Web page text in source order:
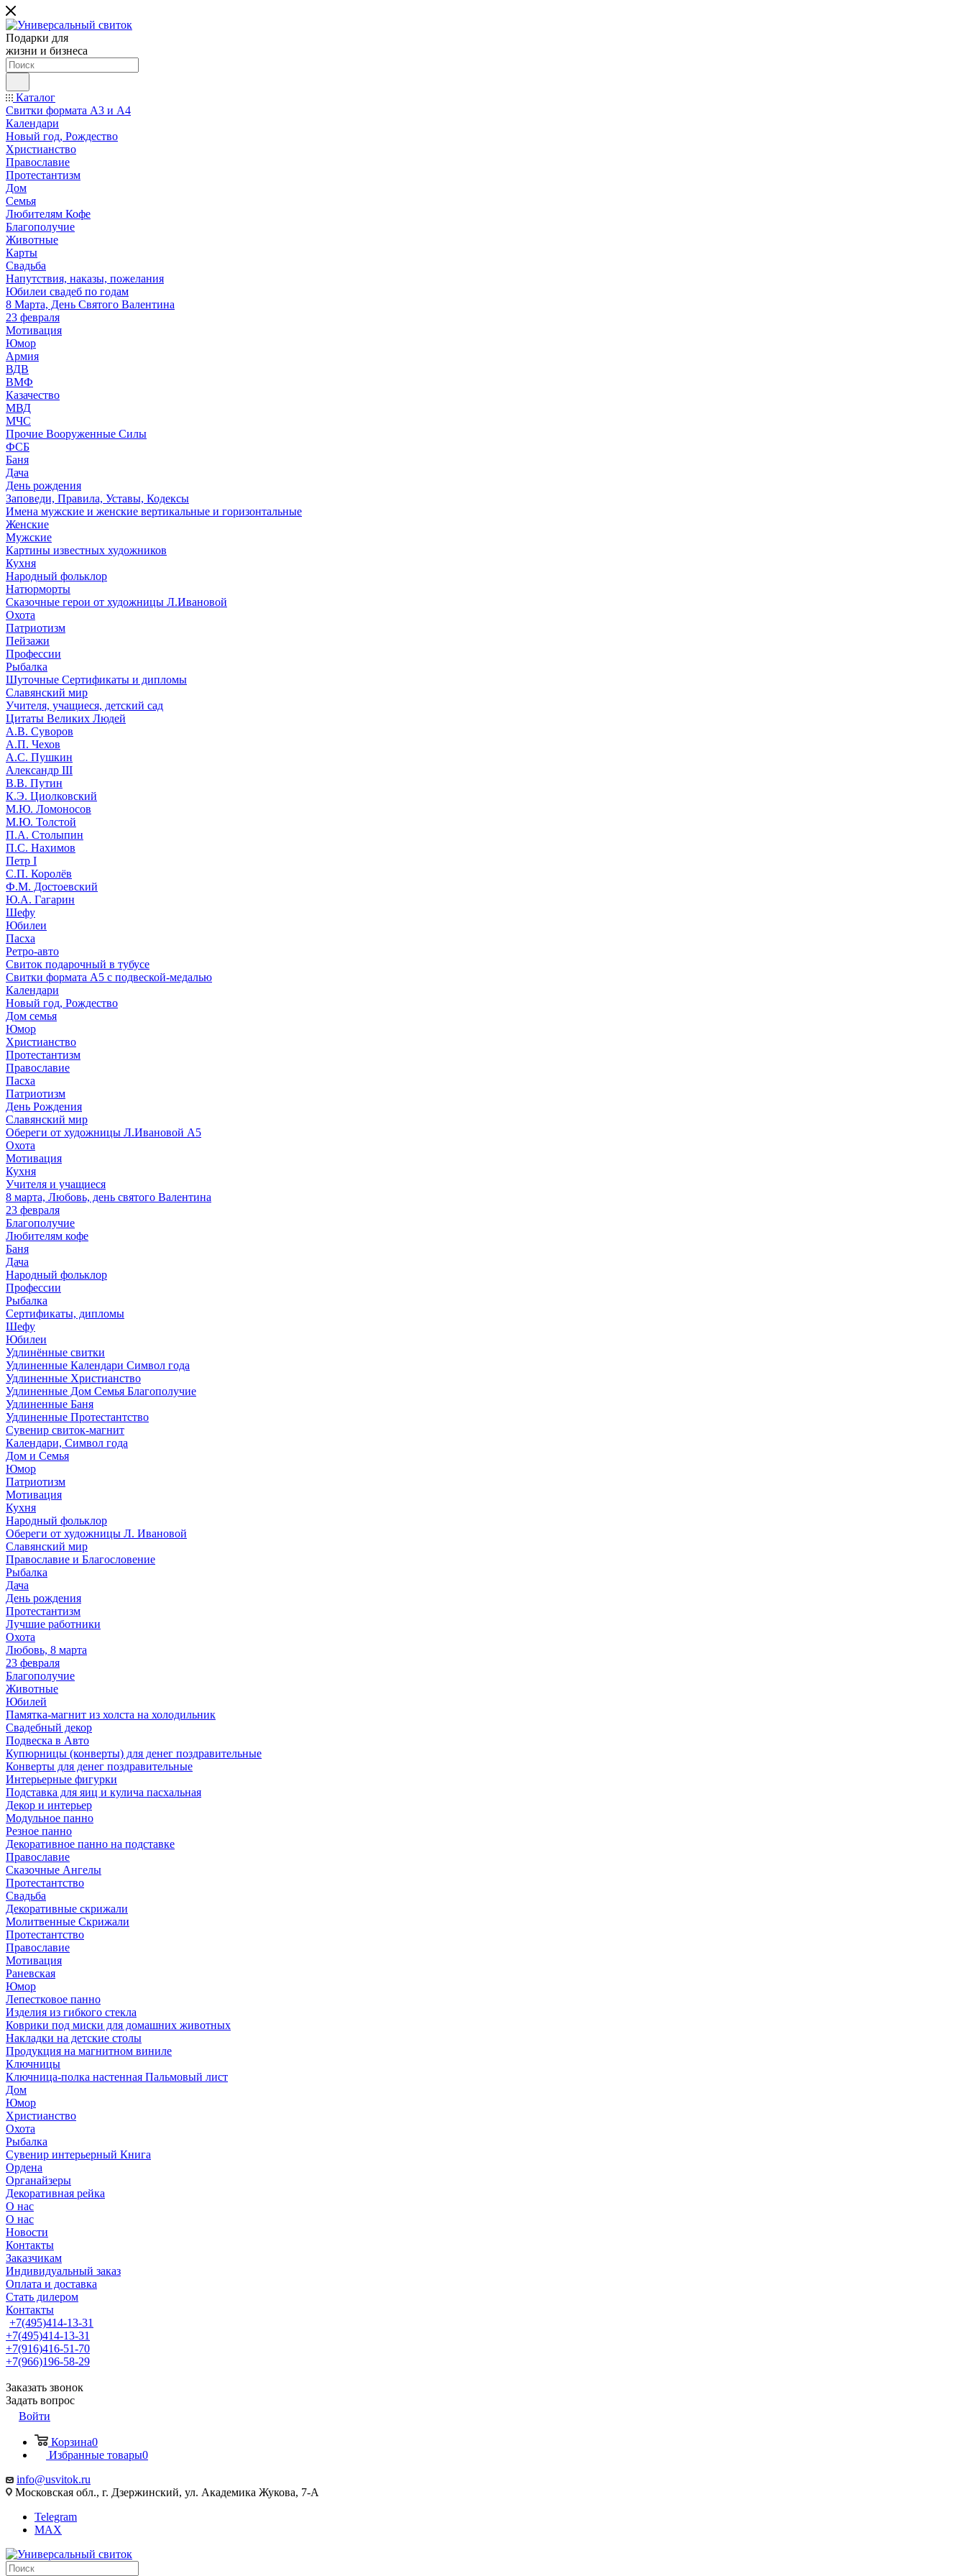
Подарки для
жизни и бизнеса
Каталог
Свитки формата А3 и А4
Календари
Новый год, Рождество
Христианство
Православие
Протестантизм
Дом
Семья
Любителям Кофе
Благополучие
Животные
Карты
Свадьба
Напутствия, наказы, пожелания
Юбилеи свадеб по годам
8 Марта, День Святого Валентина
23 февраля
Мотивация
Юмор
Армия
ВДВ
ВМФ
Казачество
МВД
МЧС
Прочие Вооруженные Силы
ФСБ
Баня
Дача
День рождения
Заповеди, Правила, Уставы, Кодексы
Имена мужские и женские вертикальные и горизонтальные
Женские
Мужские
Картины известных художников
Кухня
Народный фольклор
Натюрморты
Сказочные герои от художницы Л.Ивановой
Охота
Патриотизм
Пейзажи
Профессии
Рыбалка
Шуточные Сертификаты и дипломы
Славянский мир
Учителя, учащиеся, детский сад
Цитаты Великих Людей
А.В. Суворов
А.П. Чехов
А.С. Пушкин
Александр III
В.В. Путин
К.Э. Циолковский
М.Ю. Ломоносов
М.Ю. Толстой
П.А. Столыпин
П.С. Нахимов
Петр I
С.П. Королёв
Ф.М. Достоевский
Ю.А. Гагарин
Шефу
Юбилеи
Пасха
Ретро-авто
Свиток подарочный в тубусе
Свитки формата А5 с подвеской-медалью
Календари
Новый год, Рождество
Дом семья
Юмор
Христианство
Протестантизм
Православие
Пасха
Патриотизм
День Рождения
Славянский мир
Обереги от художницы Л.Ивановой А5
Охота
Мотивация
Кухня
Учителя и учащиеся
8 марта, Любовь, день святого Валентина
23 февраля
Благополучие
Любителям кофе
Баня
Дача
Народный фольклор
Профессии
Рыбалка
Сертификаты, дипломы
Шефу
Юбилеи
Удлинённые свитки
Удлиненные Календари Символ года
Удлиненные Христианство
Удлиненные Дом Семья Благополучие
Удлиненные Баня
Удлиненные Протестантство
Сувенир свиток-магнит
Календари, Символ года
Дом и Семья
Юмор
Патриотизм
Мотивация
Кухня
Народный фольклор
Обереги от художницы Л. Ивановой
Славянский мир
Православие и Благословение
Рыбалка
Дача
День рождения
Протестантизм
Лучшие работники
Охота
Любовь, 8 марта
23 февраля
Благополучие
Животные
Юбилей
Памятка-магнит из холста на холодильник
Свадебный декор
Подвеска в Авто
Купюрницы (конверты) для денег поздравительные
Конверты для денег поздравительные
Интерьерные фигурки
Подставка для яиц и кулича пасхальная
Декор и интерьер
Модульное панно
Резное панно
Декоративное панно на подставке
Православие
Сказочные Ангелы
Протестантство
Свадьба
Декоративные скрижали
Молитвенные Скрижали
Протестантство
Православие
Мотивация
Раневская
Юмор
Лепестковое панно
Изделия из гибкого стекла
Коврики под миски для домашних животных
Накладки на детские столы
Продукция на магнитном виниле
Ключницы
Ключница-полка настенная Пальмовый лист
Дом
Юмор
Христианство
Охота
Рыбалка
Сувенир интерьерный Книга
Ордена
Органайзеры
Декоративная рейка
О нас
О нас
Новости
Контакты
Заказчикам
Индивидуальный заказ
Оплата и доставка
Стать дилером
Контакты
+7(495)414-13-31
+7(495)414-13-31
+7(916)416-51-70
+7(966)196-58-29
Заказать звонок
Задать вопрос
Войти
Корзина0
Избранные товары0
info@usvitok.ru
Московская обл., г. Дзержинский, ул. Академика Жукова, 7-А
Telegram
MAX